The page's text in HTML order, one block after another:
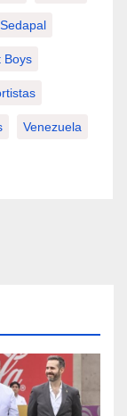
Sedapal
Boys
Venezuela